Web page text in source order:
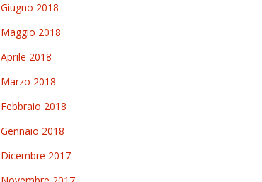
Giugno 2018
Maggio 2018
Aprile 2018
Marzo 2018
Febbraio 2018
Gennaio 2018
Dicembre 2017